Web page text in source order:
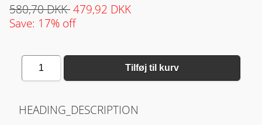
580,70 DKK479,92 DKK
Save: 17% off
1 Tilføj til kurv
HEADING_DESCRIPTION